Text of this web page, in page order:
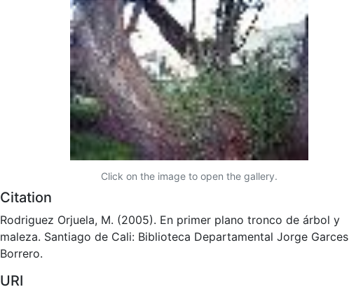
Click on the image to open the gallery.
Citation
Rodriguez Orjuela, M. (2005). En primer plano tronco de árbol y
maleza. Santiago de Cali: Biblioteca Departamental Jorge Garces
Borrero.
URI